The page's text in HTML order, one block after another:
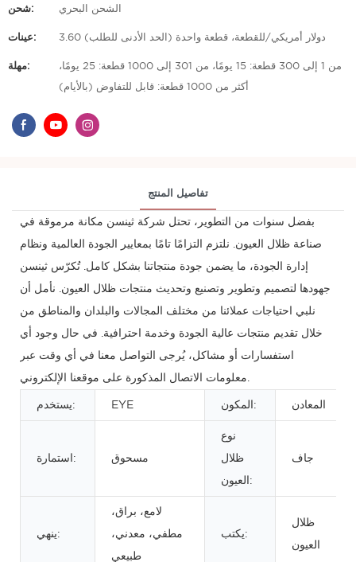
شحن: الشحن البحري
عينات: 3.60 دولار أمريكي/للقطعة، قطعة واحدة (الحد الأدنى للطلب)
مهلة: من 1 إلى 300 قطعة: 15 يومًا، من 301 إلى 1000 قطعة: 25 يومًا،
أكثر من 1000 قطعة: قابل للتفاوض (بالأيام)
تفاصيل المنتج
بفضل سنوات من التطوير، تحتل شركة ثينسن مكانة مرموقة في
صناعة ظلال العيون. نلتزم التزامًا تامًا بمعايير الجودة العالمية ونظام
إدارة الجودة، ما يضمن جودة منتجاتنا بشكل كامل. تُكرّس ثينسن
جهودها لتصميم وتطوير وتصنيع وتحديث منتجات ظلال العيون. نأمل أن
نلبي احتياجات عملائنا من مختلف المجالات والبلدان والمناطق من
خلال تقديم منتجات عالية الجودة وخدمة احترافية. في حال وجود أي
استفسارات أو مشاكل، يُرجى التواصل معنا في أي وقت عبر
يستخدم: EYE المكون: المعادن
استمارة: مسحوق
نوع
ظلال
العيون:
جاف
ينهي:
لامع، براق،
مطفي، معدني،
طبيعي
يكتب:
ظلال
العيون